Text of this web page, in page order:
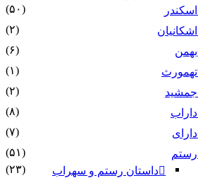
اسکندر
(۵۰)
اشکانیان
(۲)
بهمن
(۶)
تهمورث
(۱)
جمشید
(۲)
داراب
(۸)
دارای
(۷)
رستم
(۵۱)
داستان رستم و سهراب
(۲۳)